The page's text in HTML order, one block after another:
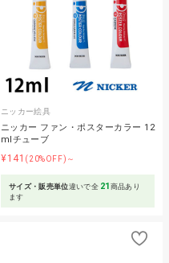
ニッカー絵具
ニッカー ファン・ポスターカラー 12
mlチューブ
¥141 (20%OFF)～
サイズ・販売単位違いで全 21 商品あり
ます